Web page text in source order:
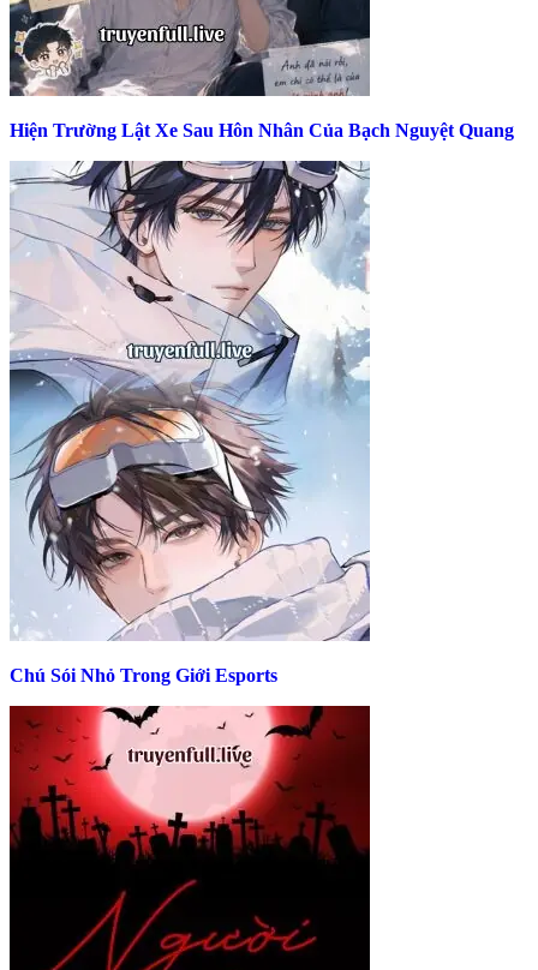
Hiện Trường Lật Xe Sau Hôn Nhân Của Bạch Nguyệt Quang
Chú Sói Nhỏ Trong Giới Esports